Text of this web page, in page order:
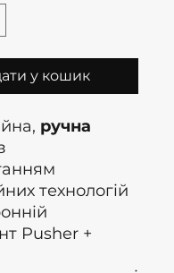
у кошик
ручна
технологій
Pusher +